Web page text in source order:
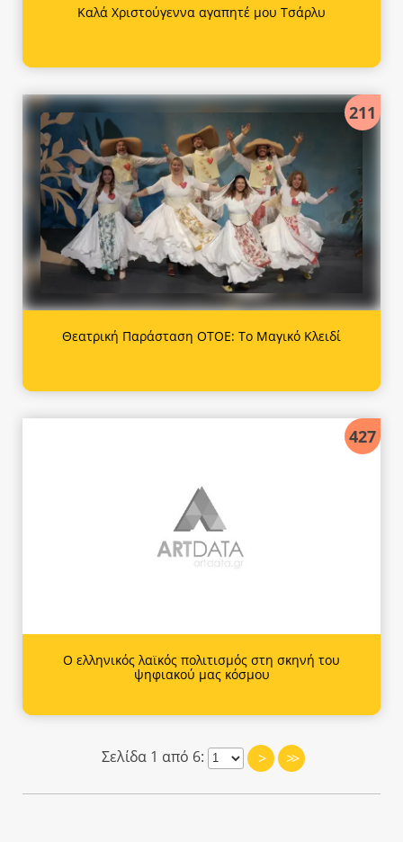
Καλά Χριστούγεννα αγαπητέ μου Τσάρλυ
211
Θεατρική Παράσταση OTOE: Το Μαγικό Κλειδί
427
Ο ελληνικός λαϊκός πολιτισμός στη σκηνή του
ψηφιακού μας κόσμου
Σελίδα 1 από 6: > >>